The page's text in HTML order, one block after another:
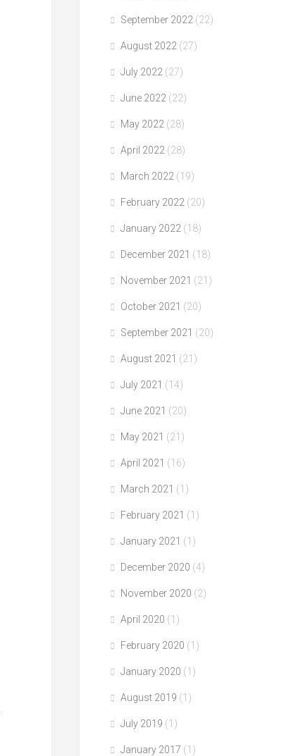
September 2022 (22)
August 2022 (27)
July 2022 (27)
June 2022 (22)
May 2022 (28)
April 2022 (28)
March 2022 (19)
February 2022 (20)
January 2022 (18)
December 2021 (18)
November 2021 (21)
October 2021 (20)
September 2021 (20)
August 2021 (21)
July 2021 (14)
June 2021 (20)
May 2021 (21)
April 2021 (16)
March 2021 (1)
February 2021 (1)
January 2021 (1)
December 2020 (4)
November 2020 (2)
April 2020 (1)
February 2020 (1)
January 2020 (1)
August 2019 (1)
July 2019 (1)
January 2017 (1)